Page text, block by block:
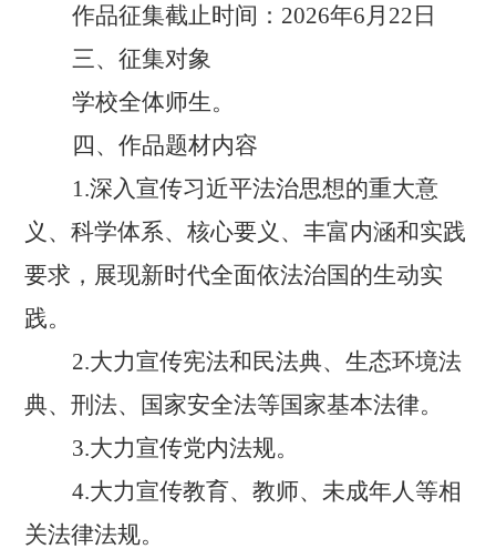
作品征集截止时间：2026年6月22日
三、征集对象
学校全体师生。
四、作品题材内容
1.深入宣传习近平法治思想的重大意
义、科学体系、核心要义、丰富内涵和实践
要求，展现新时代全面依法治国的生动实
践。
2.大力宣传宪法和民法典、生态环境法
典、刑法、国家安全法等国家基本法律。
3.大力宣传党内法规。
4.大力宣传教育、教师、未成年人等相
关法律法规。